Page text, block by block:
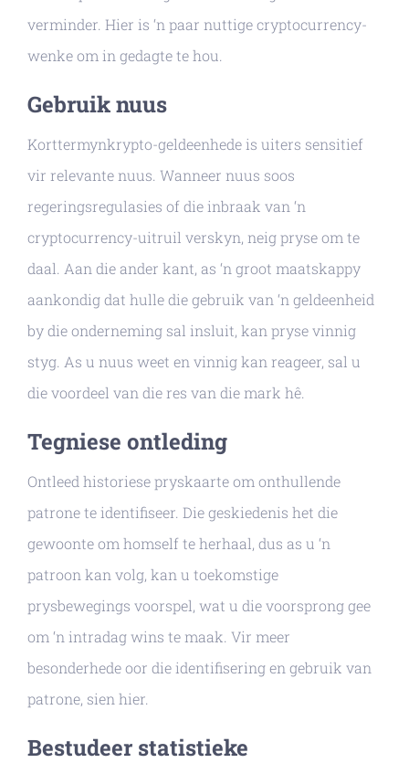
verminder. Hier is ‘n paar nuttige cryptocurrency-
wenke om in gedagte te hou.
Gebruik nuus
Korttermynkrypto-geldeenhede is uiters sensitief
vir relevante nuus. Wanneer nuus soos
regeringsregulasies of die inbraak van ‘n
cryptocurrency-uitruil verskyn, neig pryse om te
daal. Aan die ander kant, as ‘n groot maatskappy
aankondig dat hulle die gebruik van ‘n geldeenheid
by die onderneming sal insluit, kan pryse vinnig
styg. As u nuus weet en vinnig kan reageer, sal u
die voordeel van die res van die mark hê.
Tegniese ontleding
Ontleed historiese pryskaarte om onthullende
patrone te identifiseer. Die geskiedenis het die
gewoonte om homself te herhaal, dus as u ‘n
patroon kan volg, kan u toekomstige
prysbewegings voorspel, wat u die voorsprong gee
om ‘n intradag wins te maak. Vir meer
besonderhede oor die identifisering en gebruik van
patrone, sien hier.
Bestudeer statistieke